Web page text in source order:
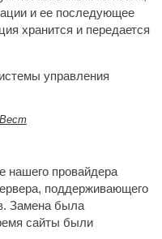
и ее последующее
хранится и передается
управления
нашего провайдера
поддерживающего
Замена была
сайты были